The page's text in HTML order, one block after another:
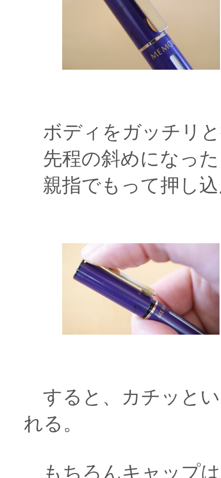
ボディをガッチリ
先程の斜めになっ
親指でもって押し
すると、カチッと
れる。
もちろんキャップ